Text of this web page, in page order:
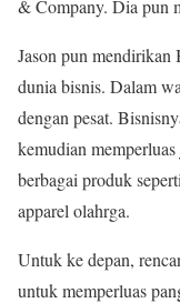
& Company. Dia pun
Jason pun mendirikan
dunia bisnis. Dalam
dengan pesat.
kemudian
berbagai produk
apparel olahrga.
Untuk ke depan,
untuk memperluas